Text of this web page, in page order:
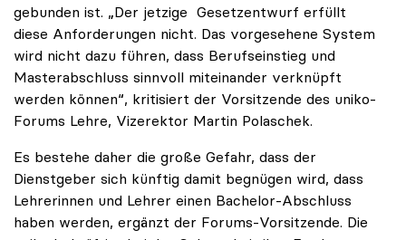
gebunden ist. „Der jetzige Gesetzentwurf erfüllt
diese Anforderungen nicht. Das vorgesehene System
wird nicht dazu führen, dass Berufseinstieg und
Masterabschluss sinnvoll miteinander verknüpft
werden können“, kritisiert der Vorsitzende des uniko-
Forums Lehre, Vizerektor Martin Polaschek.
Es bestehe daher die große Gefahr, dass der
Dienstgeber sich künftig damit begnügen wird, dass
Lehrerinnen und Lehrer einen Bachelor-Abschluss
haben werden, ergänzt der Forums-Vorsitzende. Die